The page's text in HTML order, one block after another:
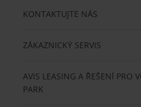
KONTAKTUJTE NÁS
ZÁKAZNICKÝ SERVIS
AVIS LEASING A ŘEŠENÍ PRO
PARK